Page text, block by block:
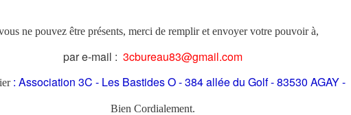
ne pouvez être présents, merci de remplir et envoyer votre pouvoir à,
par e-mail : 3cbureau83@gmail.com
: Association 3C - Les Bastides O - 384 allée du Golf - 83530 AGAY -
Bien Cordialement.